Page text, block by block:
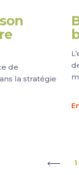
de
la stratégie
1